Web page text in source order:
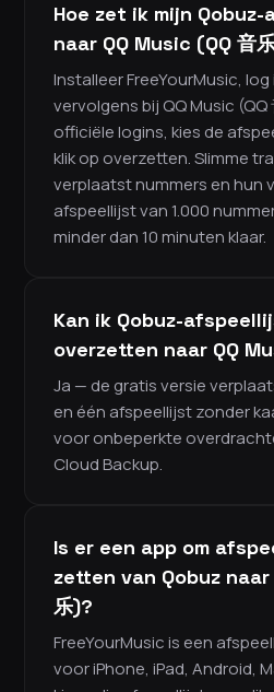
Hoe zet ik mijn
naar QQ Music (QQ 音
Installeer FreeYourMusic,
vervolgens bij QQ Music
officiële logins, kies de
klik op overzetten. Slimme
verplaatst nummers en hun
afspeellijst van 1.000
minder dan 10 minuten klaar.
Kan ik Qobuz-
overzetten naar QQ
Ja — de gratis versie
en één afspeellijst zonder
voor onbeperkte
Cloud Backup.
Is er een app om
zetten van Qobuz naar
乐)?
FreeYourMusic is een
voor iPhone, iPad, Android,